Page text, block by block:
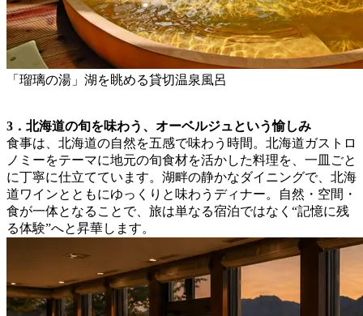
「瑠璃の湯」湖を眺める貸切温泉風呂
3．北海道の旬を味わう、オーベルジュという愉しみ
食事は、北海道の自然を五感で味わう時間。北海道ガストロ
ノミーをテーマに地元の旬食材を活かした料理を、一皿ごと
に丁寧に仕立てています。湖畔の静かなダイニングで、北海
道ワインとともにゆっくりと味わうディナー。自然・空間・
食が一体となることで、旅は単なる宿泊ではなく“記憶に残
る体験”へと昇華します。